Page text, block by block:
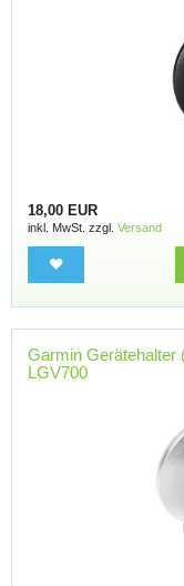
18,00 EUR
inkl. MwSt. zzgl. Versand
Garmin Gerätehalter
LGV700